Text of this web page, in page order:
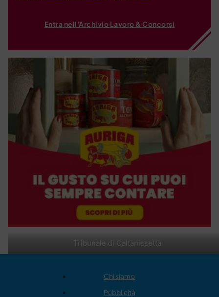
Tribunale di Caltanissetta
Entra nell'Archivio Lavoro & Concorsi
Chi siamo
Pubblicità